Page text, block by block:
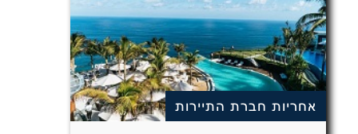
אחריות חברת התיירות